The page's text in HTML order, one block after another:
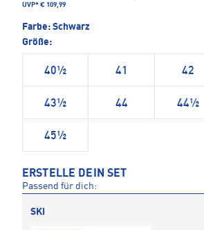
UVP* € 109,99
Farbe: Schwarz
Größe:
40½ 41 42
43½ 44 44½
45½
ERSTELLE DEIN SET
Passend für dich:
SKI